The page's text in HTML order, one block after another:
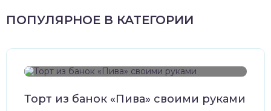
ПОПУЛЯРНОЕ В КАТЕГОРИИ
Торт из банок «Пива» своими руками